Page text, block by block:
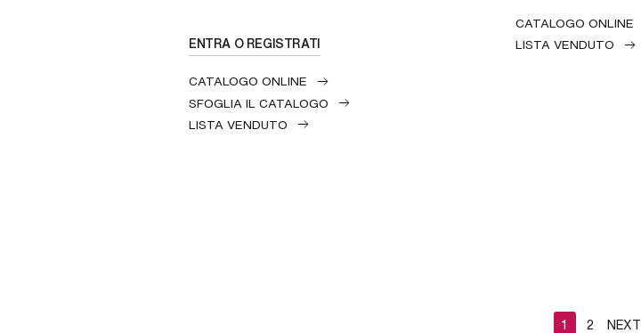
ENTRA O REGISTRATI
CATALOGO ONLINE
SFOGLIA IL CATALOGO
LISTA VENDUTO
CATALOGO ONLINE
LISTA VENDUTO
1 2 NEXT